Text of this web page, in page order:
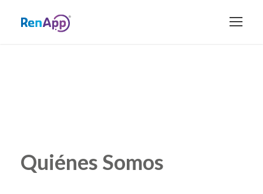
Quiénes Somos